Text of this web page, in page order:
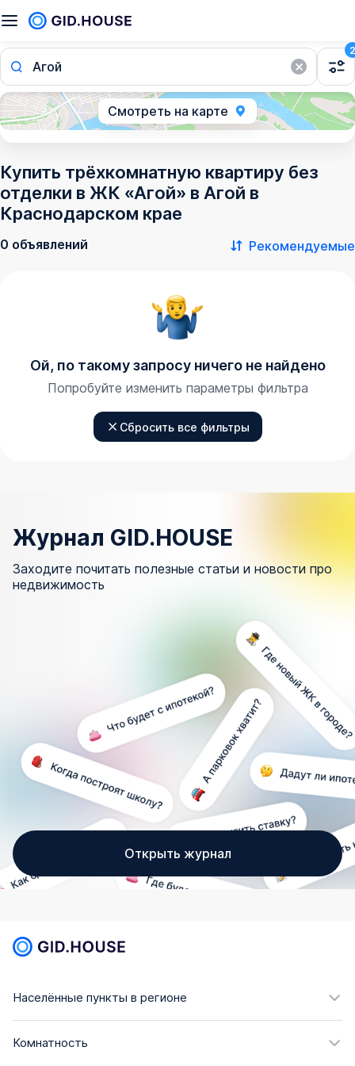
Агой
2
Смотреть на карте
Купить трёхкомнатную квартиру без
отделки в ЖК «Агой» в Агой в
Краснодарском крае
0 объявлений Рекомендуемые
Ой, по такому запросу ничего не найдено
Попробуйте изменить параметры фильтра
Сбросить все фильтры
Журнал GID.HOUSE
Заходите почитать полезные статьи и новости про
недвижимость
Открыть журнал
Населённые пункты в регионе
Комнатность